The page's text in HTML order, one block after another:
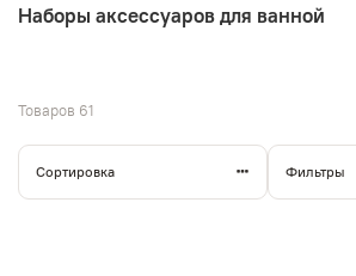
Наборы аксессуаров для ванной
Товаров 61
Сортировка Фильтры